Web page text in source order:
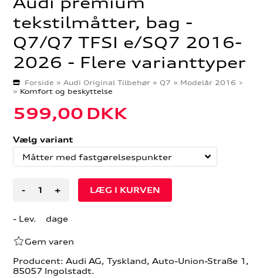
tekstilmåtter, bag -
Q7/Q7 TFSI e/SQ7 2016-
2026 - Flere varianttyper
Forside »Audi Original Tilbehør » Q7 » Modelår 2016 >
» Komfort og beskyttelse
599,00 DKK
Vælg variant
- +
- Lev. dage
Gem varen
Producent: Audi AG, Tyskland, Auto-Union-Straße 1,
85057 Ingolstadt.